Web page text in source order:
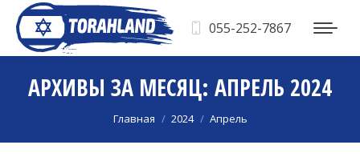
055-252-7867
АРХИВЫ ЗА МЕСЯЦ: АПРЕЛЬ 2024
Вы здесь:
Главная 2024 Апрель